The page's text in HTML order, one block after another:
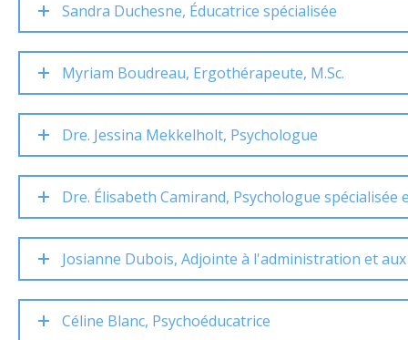
Sandra Duchesne, Éducatrice spécialisée
Myriam Boudreau, Ergothérapeute, M.Sc.
Dre. Jessina Mekkelholt, Psychologue
Dre. Élisabeth Camirand, Psychologue spécialisée
Josianne Dubois, Adjointe à l'administration et
Céline Blanc, Psychoéducatrice